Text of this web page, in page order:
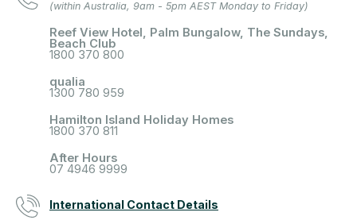
(within Australia, 9am - 5pm AEST Monday to Friday)
Reef View Hotel, Palm Bungalow, The Sundays,
Beach Club
1800 370 800
qualia
1300 780 959
Hamilton Island Holiday Homes
1800 370 811
After Hours
07 4946 9999
International Contact Details